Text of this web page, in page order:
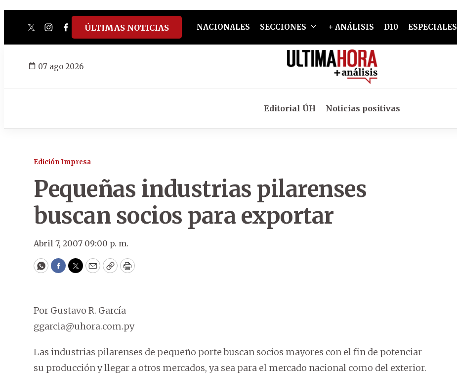
twitterinstagram
facebook
tiktokyoutube
spotify
ÚLTIMAS NOTICIAS NACIONALES SECCIONES + ANÁLISIS D10 ESPECIALES
07 ago 2026
Editorial ÚH Noticias positivas
Edición Impresa
Pequeñas industrias pilarenses
buscan socios para exportar
Abril 7, 2007 09:00 p. m.
WhatsApp
Facebook
Twitter
EmailCopyPrint
Por Gustavo R. García
ggarcia@uhora.com.py
Las industrias pilarenses de pequeño porte buscan socios mayores con el fin de potenciar
su producción y llegar a otros mercados, ya sea para el mercado nacional como del exterior.